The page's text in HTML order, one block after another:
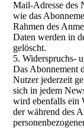
Mail-Adresse des
wie das
Rahmen des
Daten werden in
gelöscht.
5. Widerspruchs-
Das Abonnement
Nutzer jederzeit
sich in jedem
wird ebenfalls ein
der während des